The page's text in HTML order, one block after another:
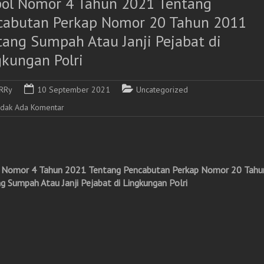
Perkap Nomor 20 Tahun 2011
Sumpah Atau Janji Pejabat di
Polri
10 September 2021
Uncategorized
Ada Komentar
4 Tahun 2021 Tentang Pencabutan Perkap Nomor 20
Sumpah Atau Janji Pejabat di Lingkungan Polri